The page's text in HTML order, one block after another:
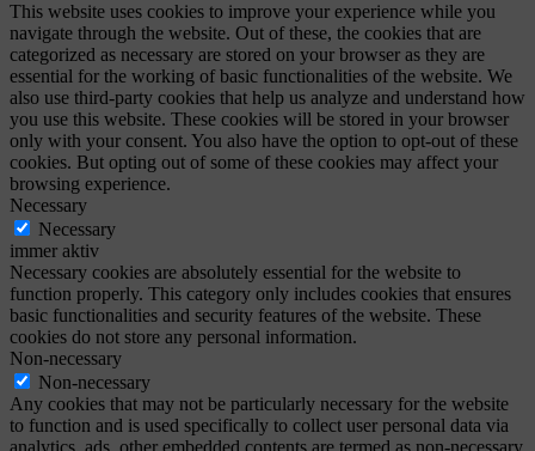
This website uses cookies to improve your experience while you
navigate through the website. Out of these, the cookies that are
categorized as necessary are stored on your browser as they are
essential for the working of basic functionalities of the website. We
also use third-party cookies that help us analyze and understand how
you use this website. These cookies will be stored in your browser
only with your consent. You also have the option to opt-out of these
cookies. But opting out of some of these cookies may affect your
browsing experience.
Necessary
Necessary
immer aktiv
Necessary cookies are absolutely essential for the website to
function properly. This category only includes cookies that ensures
basic functionalities and security features of the website. These
cookies do not store any personal information.
Non-necessary
Non-necessary
Any cookies that may not be particularly necessary for the website
to function and is used specifically to collect user personal data via